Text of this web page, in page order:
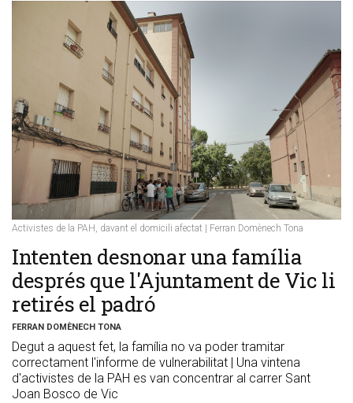
Activistes de la PAH, davant el domicili afectat | Ferran Domènech Tona
​Intenten desnonar una família
després que l'Ajuntament de Vic li
retirés el padró
FERRAN DOMÈNECH TONA
Degut a aquest fet, la família no va poder tramitar
correctament l'informe de vulnerabilitat | Una vintena
d'activistes de la PAH es van concentrar al carrer Sant
Joan Bosco de Vic